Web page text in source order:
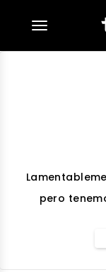
desplegar
pero